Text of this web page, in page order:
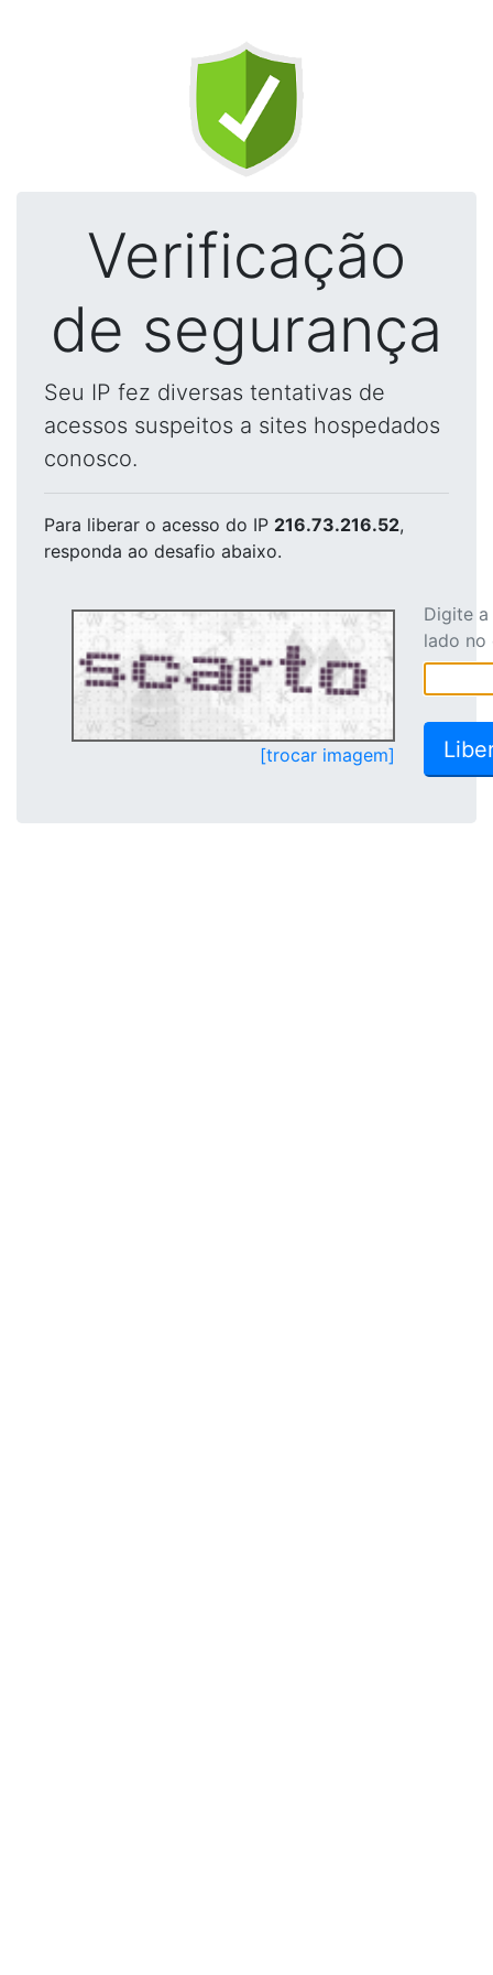
Verificação
de segurança
Seu IP fez diversas tentativas de
acessos suspeitos a sites hospedados
conosco.
Para liberar o acesso do IP 216.73.216.52,
responda ao desafio abaixo.
[trocar imagem]
Digite
lado no